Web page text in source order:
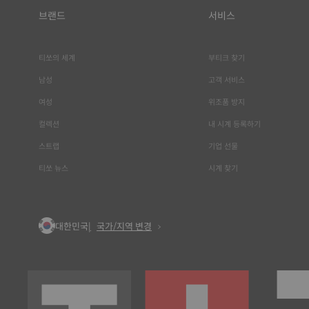
브랜드
티쏘의 세계
남성
여성
컬렉션
스트랩
티쏘 뉴스
서비스
부티크 찾기
고객 서비스
위조품 방지
내 시계 등록하기
기업 선물
시계 찾기
대한민국 국가/지역 변경